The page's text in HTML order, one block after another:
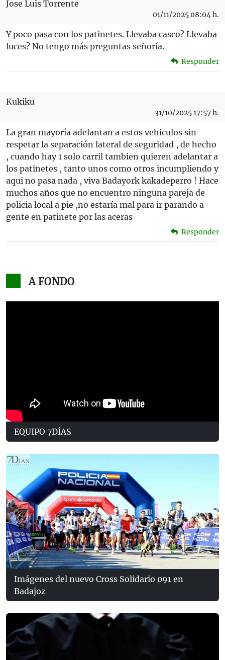
Jose Luis Torrente
01/11/2025 08:04 h.
Y poco pasa con los patinetes. Llevaba casco? Llevaba
luces? No tengo más preguntas señoría.
Responder
Kukiku
31/10/2025 17:57 h.
La gran mayoría adelantan a estos vehiculos sin
respetar la separación lateral de seguridad , de hecho
, cuando hay 1 solo carril tambien quieren adelantar a
los patinetes , tanto unos como otros incumpliendo y
aqui no pasa nada , viva Badayork kakadeperro ! Hace
muchos años que no encuentro ninguna pareja de
policia local a pie ,no estaría mal para ir parando a
gente en patinete por las aceras
Responder
A FONDO
EQUIPO 7DÍAS
Imágenes del nuevo Cross Solidario 091 en
Badajoz